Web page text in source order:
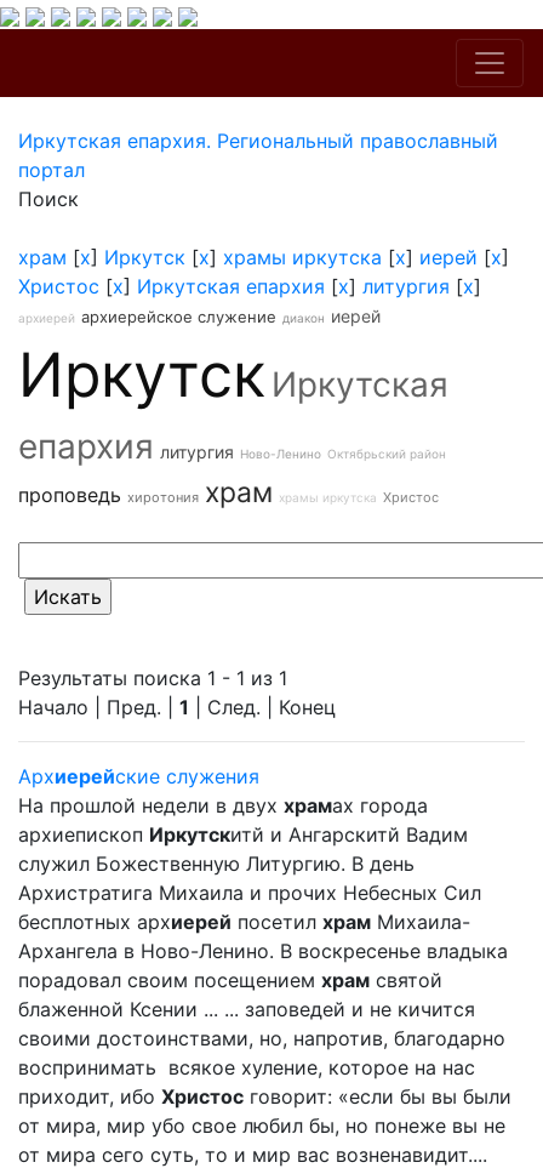
Иркутская епархия. Региональный православный
портал
Поиск
храм [x] Иркутск [x] храмы иркутска [x] иерей [x]
Христос [x] Иркутская епархия [x] литургия [x]
архиерей архиерейское служение диакон иерей
Иркутск Иркутская
епархия литургия Ново-Ленино Октябрьский район
проповедь хиротония храм храмы иркутска Христос
Результаты поиска 1 - 1 из 1
Начало | Пред. | 1 | След. | Конец
Архиерейские служения
На прошлой недели в двух храмах города
архиепископ Иркутскитй и Ангарскитй Вадим
служил Божественную Литургию. В день
Архистратига Михаила и прочих Небесных Сил
бесплотных архиерей посетил храм Михаила-
Архангела в Ново-Ленино. В воскресенье владыка
порадовал своим посещением храм святой
блаженной Ксении ... ... заповедей и не кичится
своими достоинствами, но, напротив, благодарно
воспринимать всякое хуление, которое на нас
приходит, ибо Христос говорит: «если бы вы были
от мира, мир убо свое любил бы, но понеже вы не
от мира сего суть, то и мир вас возненавидит....